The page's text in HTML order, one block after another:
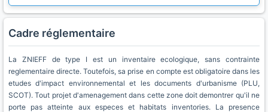
Cadre réglementaire
La ZNIEFF de type I est un inventaire ecologique, sans contrainte
reglementaire directe. Toutefois, sa prise en compte est obligatoire dans les
etudes d'impact environnemental et les documents d'urbanisme (PLU,
SCOT). Tout projet d'amenagement dans cette zone doit demontrer qu'il ne
porte pas atteinte aux especes et habitats inventories. La presence